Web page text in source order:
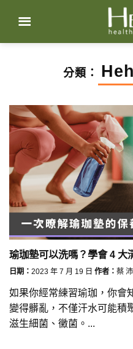
content
分類：
瑜珈墊可以洗嗎？學會 4 大
日期： 2023 年 7 月 19 日 作者： 蔡
如果你經常練習瑜珈，你會
變得髒亂，不僅汗水可能積
滋生細菌、黴菌。...